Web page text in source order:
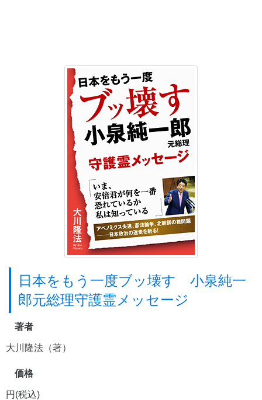
日本をもう一度ブッ壊す 小泉純一
郎元総理守護霊メッセージ
著者
大川隆法（著）
価格
円(税込)